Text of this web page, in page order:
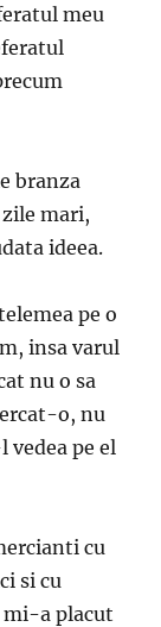
meu
branza
mari,
ideea.
pe o
insa varul
nu o sa
o, nu
vedea pe el
cu
si cu
mi-a placut